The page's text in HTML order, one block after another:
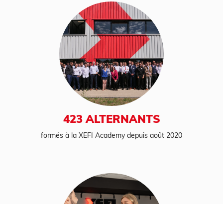
423 ALTERNANTS
formés à la XEFI Academy depuis août 2020